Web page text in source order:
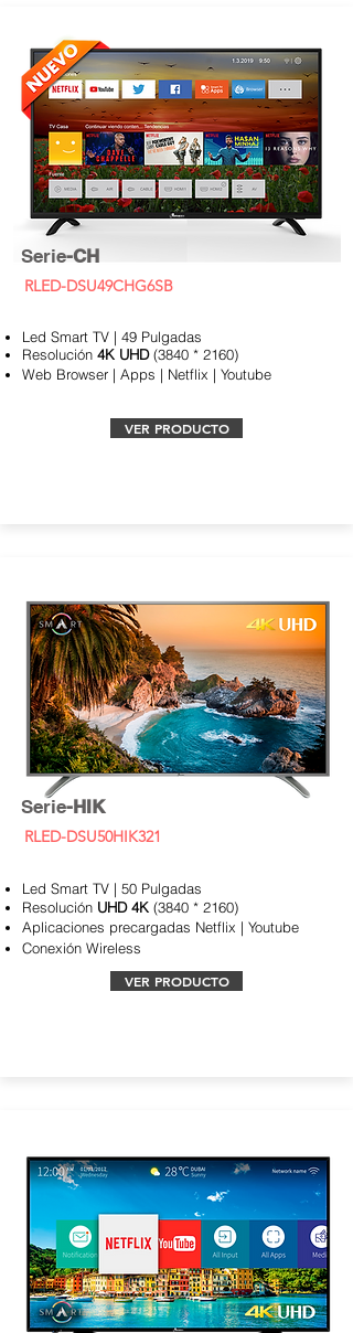
Serie-CH
RLED-DSU49CHG6SB
Led Smart TV | 49 Pulgadas
Resolución 4K UHD(3840 * 2160)
Web Browser | Apps | Netflix | Youtube
VER PRODUCTO
Serie-HIK
RLED-DSU50HIK321
Led Smart TV | 50 Pulgadas
Resolución UHD 4K (3840 * 2160)
Aplicaciones precargadas Netflix | Youtube
Conexión Wireless
VER PRODUCTO